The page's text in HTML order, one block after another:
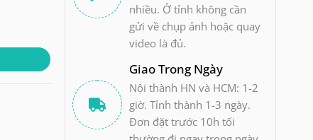
nhiều. Ở tỉnh không cần
gửi về chụp ảnh hoặc quay
video là đủ.
Giao Trong Ngày
Nội thành HN và HCM: 1-2
giờ. Tỉnh thành 1-3 ngày.
Đơn đặt trước 10h tối